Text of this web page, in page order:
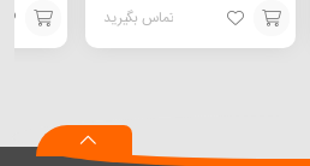
تماس بگیرید
افزودن
افزودن
سبد